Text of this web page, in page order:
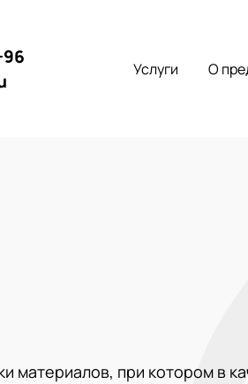
Услуги О
при котором в